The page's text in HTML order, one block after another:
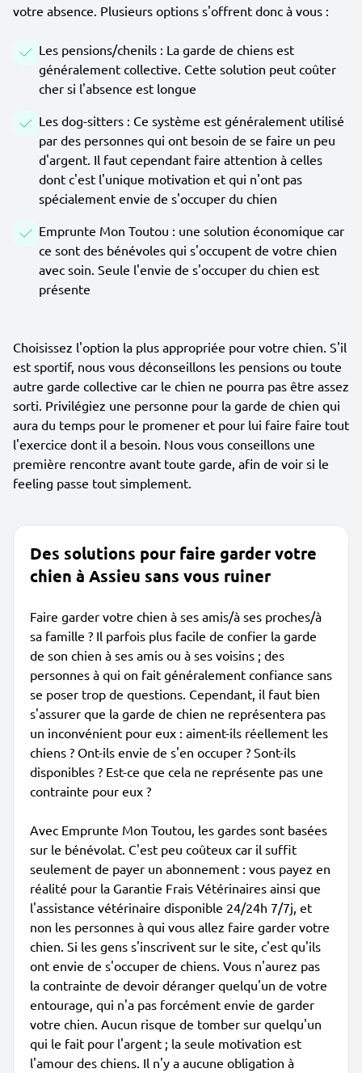
votre absence. Plusieurs options s'offrent donc à vous :
Les pensions/chenils : La garde de chiens est
généralement collective. Cette solution peut coûter
cher si l'absence est longue
Les dog-sitters : Ce système est généralement utilisé
par des personnes qui ont besoin de se faire un peu
d'argent. Il faut cependant faire attention à celles
dont c'est l'unique motivation et qui n'ont pas
spécialement envie de s'occuper du chien
Emprunte Mon Toutou : une solution économique car
ce sont des bénévoles qui s'occupent de votre chien
avec soin. Seule l'envie de s'occuper du chien est
présente
Choisissez l'option la plus appropriée pour votre chien. S'il
est sportif, nous vous déconseillons les pensions ou toute
autre garde collective car le chien ne pourra pas être assez
sorti. Privilégiez une personne pour la garde de chien qui
aura du temps pour le promener et pour lui faire faire tout
l'exercice dont il a besoin. Nous vous conseillons une
première rencontre avant toute garde, afin de voir si le
feeling passe tout simplement.
Des solutions pour faire garder votre
chien à Assieu sans vous ruiner
Faire garder votre chien à ses amis/à ses proches/à
sa famille ? Il parfois plus facile de confier la garde
de son chien à ses amis ou à ses voisins ; des
personnes à qui on fait généralement confiance sans
se poser trop de questions. Cependant, il faut bien
s'assurer que la garde de chien ne représentera pas
un inconvénient pour eux : aiment-ils réellement les
chiens ? Ont-ils envie de s'en occuper ? Sont-ils
disponibles ? Est-ce que cela ne représente pas une
contrainte pour eux ?
Avec Emprunte Mon Toutou, les gardes sont basées
sur le bénévolat. C'est peu coûteux car il suffit
seulement de payer un abonnement : vous payez en
réalité pour la Garantie Frais Vétérinaires ainsi que
l'assistance vétérinaire disponible 24/24h 7/7j, et
non les personnes à qui vous allez faire garder votre
chien. Si les gens s'inscrivent sur le site, c'est qu'ils
ont envie de s'occuper de chiens. Vous n'aurez pas
la contrainte de devoir déranger quelqu'un de votre
entourage, qui n'a pas forcément envie de garder
votre chien. Aucun risque de tomber sur quelqu'un
qui le fait pour l'argent ; la seule motivation est
l'amour des chiens. Il n'y a aucune obligation à